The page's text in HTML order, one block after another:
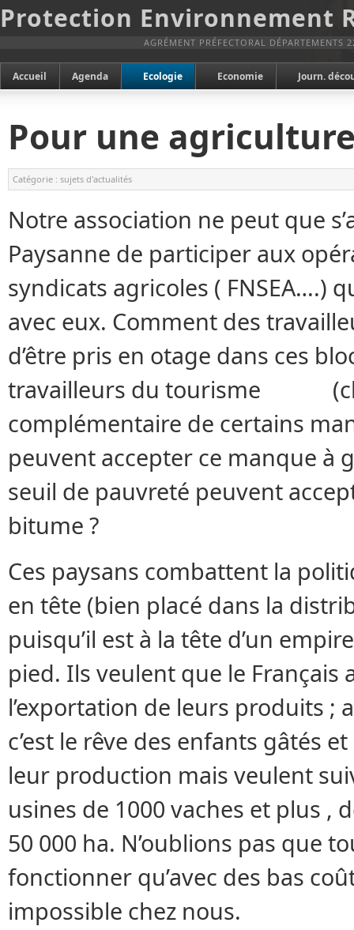
Protection Environnement
AGRÉMENT PRÉFECTORAL DÉPARTEMENTS
Accueil Agenda Ecologie Economie Journ.
Pour une
Catégorie : sujets d'actualités
Notre association ne peut que
Paysanne de participer aux
syndicats agricoles ( FNSEA….)
avec eux. Comment des
d’être pris en otage dans ces
travailleurs du tourisme
complémentaire de certains
peuvent accepter ce manque à
seuil de pauvreté peuvent
bitume ?
Ces paysans combattent la
en tête (bien placé dans la
puisqu’il est à la tête d’un
pied. Ils veulent que le
l’exportation de leurs produits ;
c’est le rêve des enfants gâtés
leur production mais veulent
usines de 1000 vaches et plus ,
50 000 ha. N’oublions pas que
fonctionner qu’avec des bas
impossible chez nous.